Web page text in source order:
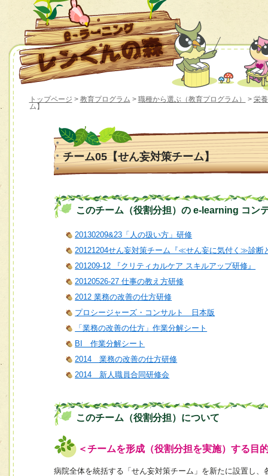
トップページ > 教育プログラム > 職種から選ぶ（教育プログラム） > 栄
ム】
チーム05【せん妄対策チーム】
このチーム（役割分担）の e-learning コン
20130209&23「人の扱い方」研修
20121204せん妄対策チーム『≪せん妄に気付く≫診断
201209-12 『クリティカルケア スキルアップ研修』
20120526-27 仕事の教え方研修
2012 業務の改善の仕方研修
プロシージャーズ・コンサルト 日本版
「業務の改善の仕方」作業分解シート
BI 作業分解シート
2014 業務の改善の仕方研修
2014 新人職員合同研修会
このチーム（役割分担）について
＜チームを形成（役割分担を実施）する目
病院全体を統括する「せん妄対策チーム」を新たに設置し